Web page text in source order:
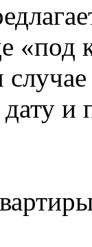
«под
дату